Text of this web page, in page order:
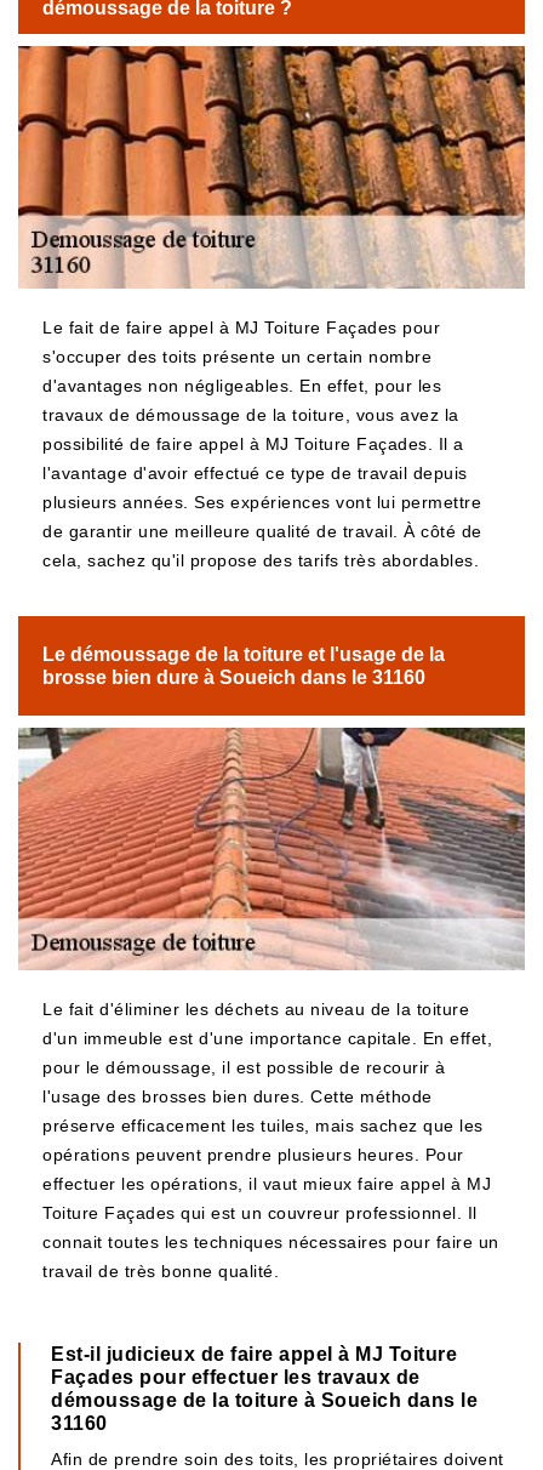
démoussage de la toiture ?
Le fait de faire appel à MJ Toiture Façades pour
s'occuper des toits présente un certain nombre
d'avantages non négligeables. En effet, pour les
travaux de démoussage de la toiture, vous avez la
possibilité de faire appel à MJ Toiture Façades. Il a
l'avantage d'avoir effectué ce type de travail depuis
plusieurs années. Ses expériences vont lui permettre
de garantir une meilleure qualité de travail. À côté de
cela, sachez qu'il propose des tarifs très abordables.
Le démoussage de la toiture et l'usage de la
brosse bien dure à Soueich dans le 31160
Le fait d'éliminer les déchets au niveau de la toiture
d'un immeuble est d'une importance capitale. En effet,
pour le démoussage, il est possible de recourir à
l'usage des brosses bien dures. Cette méthode
préserve efficacement les tuiles, mais sachez que les
opérations peuvent prendre plusieurs heures. Pour
effectuer les opérations, il vaut mieux faire appel à MJ
Toiture Façades qui est un couvreur professionnel. Il
connait toutes les techniques nécessaires pour faire un
travail de très bonne qualité.
Est-il judicieux de faire appel à MJ Toiture
Façades pour effectuer les travaux de
démoussage de la toiture à Soueich dans le
31160
Afin de prendre soin des toits, les propriétaires doivent